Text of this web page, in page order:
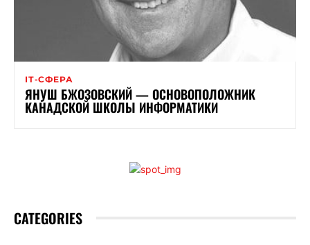
ІТ-СФЕРА
ЯНУШ БЖОЗОВСКИЙ — ОСНОВОПОЛОЖНИК
КАНАДСКОЙ ШКОЛЫ ИНФОРМАТИКИ
CATEGORIES